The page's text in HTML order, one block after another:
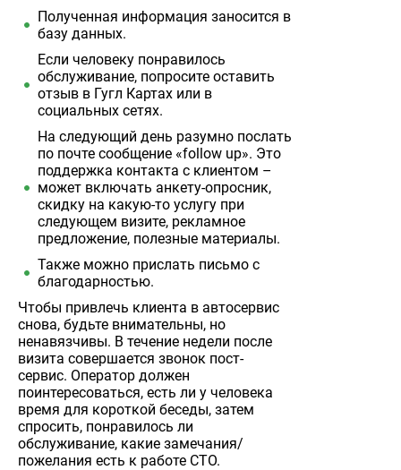
Полученная информация заносится в
базу данных.
Если человеку понравилось
обслуживание, попросите оставить
отзыв в Гугл Картах или в
социальных сетях.
На следующий день разумно послать
по почте сообщение «follow up». Это
поддержка контакта с клиентом –
может включать анкету-опросник,
скидку на какую-то услугу при
следующем визите, рекламное
предложение, полезные материалы.
Также можно прислать письмо с
благодарностью.
Чтобы привлечь клиента в автосервис
снова, будьте внимательны, но
ненавязчивы. В течение недели после
визита совершается звонок пост-
сервис. Оператор должен
поинтересоваться, есть ли у человека
время для короткой беседы, затем
спросить, понравилось ли
обслуживание, какие замечания/
пожелания есть к работе СТО.